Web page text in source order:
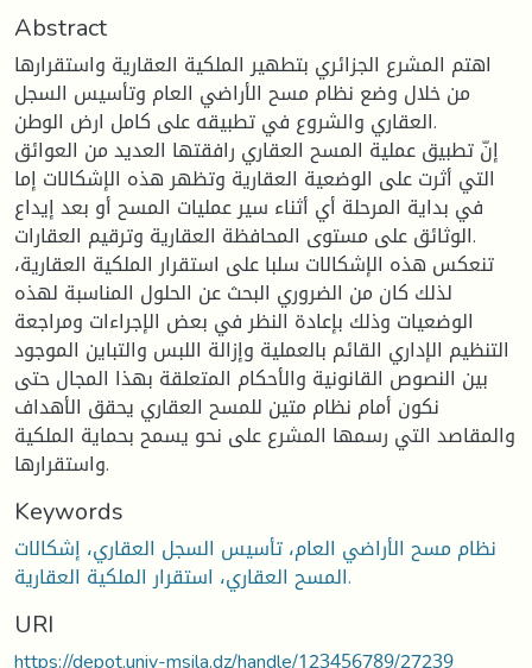
Abstract
اهتم المشرع الجزائري بتطهير الملكية العقارية واستقرارها
من خلال وضع نظام مسح الأراضي العام وتأسيس السجل
العقاري والشروع في تطبيقه على كامل ارض الوطن.
إنّ تطبيق عملية المسح العقاري رافقتها العديد من العوائق
التي أثرت على الوضعية العقارية وتظهر هذه الإشكالات إما
في بداية المرحلة أي أثناء سير عمليات المسح أو بعد إيداع
الوثائق على مستوى المحافظة العقارية وترقيم العقارات.
تنعكس هذه الإشكالات سلبا على استقرار الملكية العقارية،
لذلك كان من الضروري البحث عن الحلول المناسبة لهذه
الوضعيات وذلك بإعادة النظر في بعض الإجراءات ومراجعة
التنظيم الإداري القائم بالعملية وإزالة اللبس والتباين الموجود
بين النصوص القانونية والأحكام المتعلقة بهذا المجال حتى
نكون أمام نظام متين للمسح العقاري يحقق الأهداف
والمقاصد التي رسمها المشرع على نحو يسمح بحماية الملكية
واستقرارها.
Keywords
نظام مسح الأراضي العام، تأسيس السجل العقاري، إشكالات
المسح العقاري، استقرار الملكية العقارية.
URI